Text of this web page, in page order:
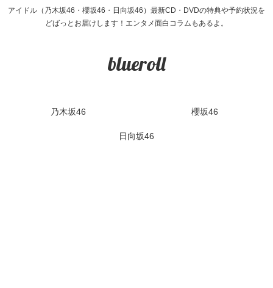
アイドル（乃木坂46・櫻坂46・日向坂46）最新CD・DVDの特典や予約状況を
どばっとお届けします！エンタメ面白コラムもあるよ。
blueroll
乃木坂46 櫻坂46
日向坂46